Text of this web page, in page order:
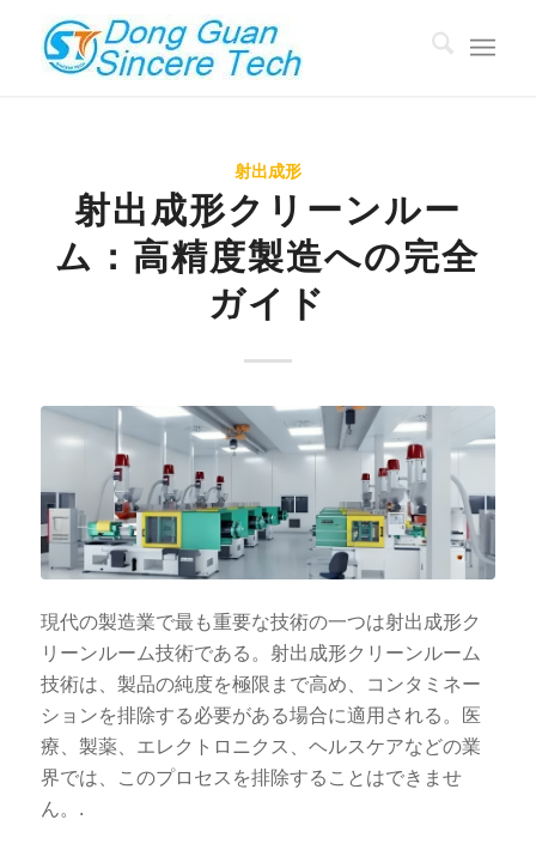
射出成形
射出成形クリーンルー
ム：高精度製造への完全
ガイド
現代の製造業で最も重要な技術の一つは射出成形ク
リーンルーム技術である。射出成形クリーンルーム
技術は、製品の純度を極限まで高め、コンタミネー
ションを排除する必要がある場合に適用される。医
療、製薬、エレクトロニクス、ヘルスケアなどの業
界では、このプロセスを排除することはできませ
ん。.